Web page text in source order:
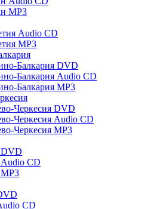
MP3
Audio CD
MP3
Балкария DVD
Балкария Audio CD
Балкария MP3
Черкесия DVD
Черкесия Audio CD
Черкесия MP3
DVD
CD
CD